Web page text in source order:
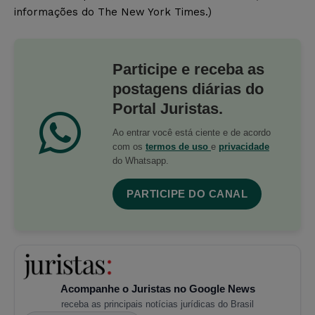
informações do The New York Times.)
Participe e receba as
postagens diárias do
Portal Juristas.
Ao entrar você está ciente e de acordo
com os termos de uso e privacidade
do Whatsapp.
PARTICIPE DO CANAL
Acompanhe o Juristas no Google News
receba as principais notícias jurídicas do Brasil